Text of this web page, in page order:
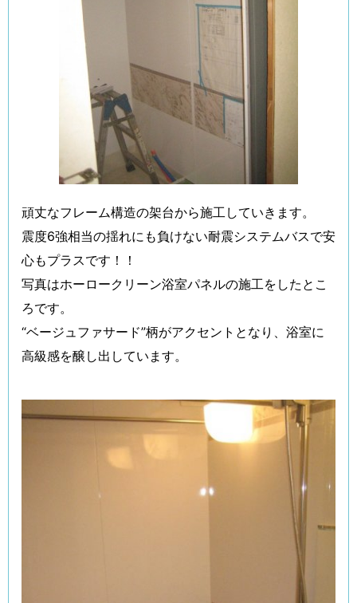
頑丈なフレーム構造の架台から施工していきます。
震度6強相当の揺れにも負けない耐震システムバスで安
心もプラスです！！
写真はホーロークリーン浴室パネルの施工をしたとこ
ろです。
“ベージュファサード”柄がアクセントとなり、浴室に
高級感を醸し出しています。